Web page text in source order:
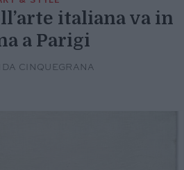
italiana va in
a Parigi
CINQUEGRANA